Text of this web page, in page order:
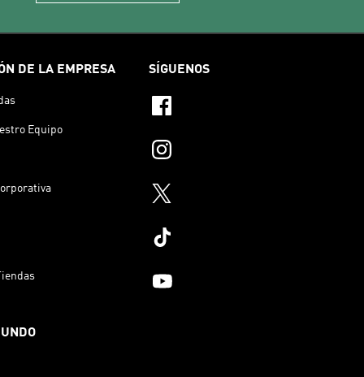
DE LA EMPRESA
Equipo
SÍGUENOS